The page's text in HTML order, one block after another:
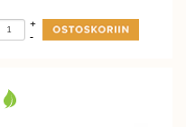
-
+